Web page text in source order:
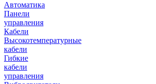
Автоматика
Панели
управления
Кабели
Высокотемпературные
кабели
Гибкие
кабели
управления